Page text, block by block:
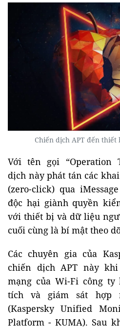
Chiến dịch APT đến thiết
Với tên gọi “Operation
dịch này phát tán các
(zero-click) qua
độc hại giành quyền
với thiết bị và dữ liệu
cuối cùng là bí mật theo
Các chuyên gia của
chiến dịch APT này
mạng của Wi-Fi công ty
tích và giám sát hợp
(Kaspersky Unified
Platform - KUMA). Sau